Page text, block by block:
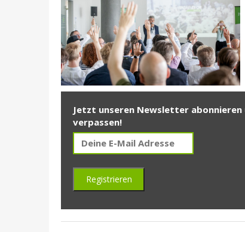
Jetzt unseren Newsletter
verpassen!